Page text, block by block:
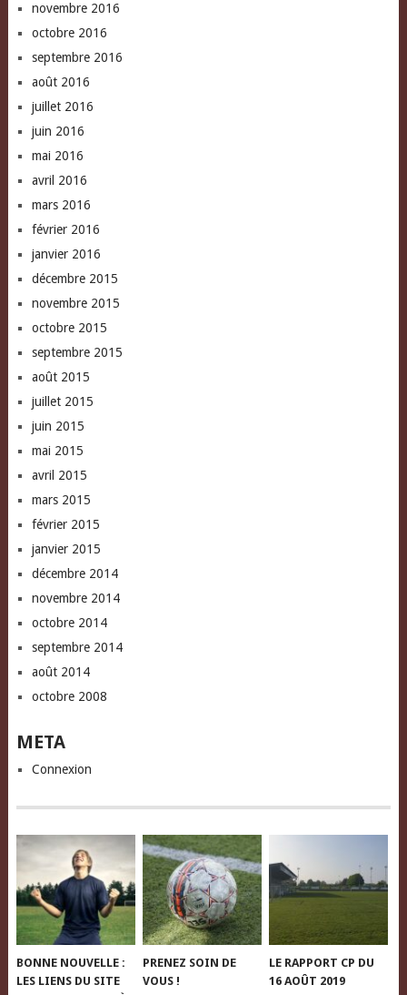
novembre 2016
octobre 2016
septembre 2016
août 2016
juillet 2016
juin 2016
mai 2016
avril 2016
mars 2016
février 2016
janvier 2016
décembre 2015
novembre 2015
octobre 2015
septembre 2015
août 2015
juillet 2015
juin 2015
mai 2015
avril 2015
mars 2015
février 2015
janvier 2015
décembre 2014
novembre 2014
octobre 2014
septembre 2014
août 2014
octobre 2008
META
Connexion
BONNE NOUVELLE :
LES LIENS DU SITE
PRENEZ SOIN DE
VOUS !
LE RAPPORT CP DU
16 AOÛT 2019